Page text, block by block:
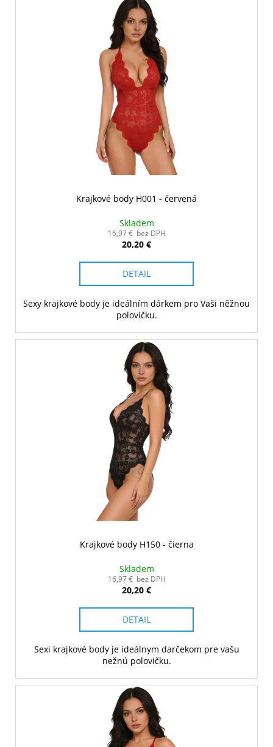
Krajkové body H001 - červená
Skladem
16,97 € bez DPH
20,20 €
DETAIL
Sexy krajkové body je ideálním dárkem pro Vaši něžnou
polovičku.
Krajkové body H150 - čierna
Skladem
16,97 € bez DPH
20,20 €
DETAIL
Sexi krajkové body je ideálnym darčekom pre vašu
nežnú polovičku.